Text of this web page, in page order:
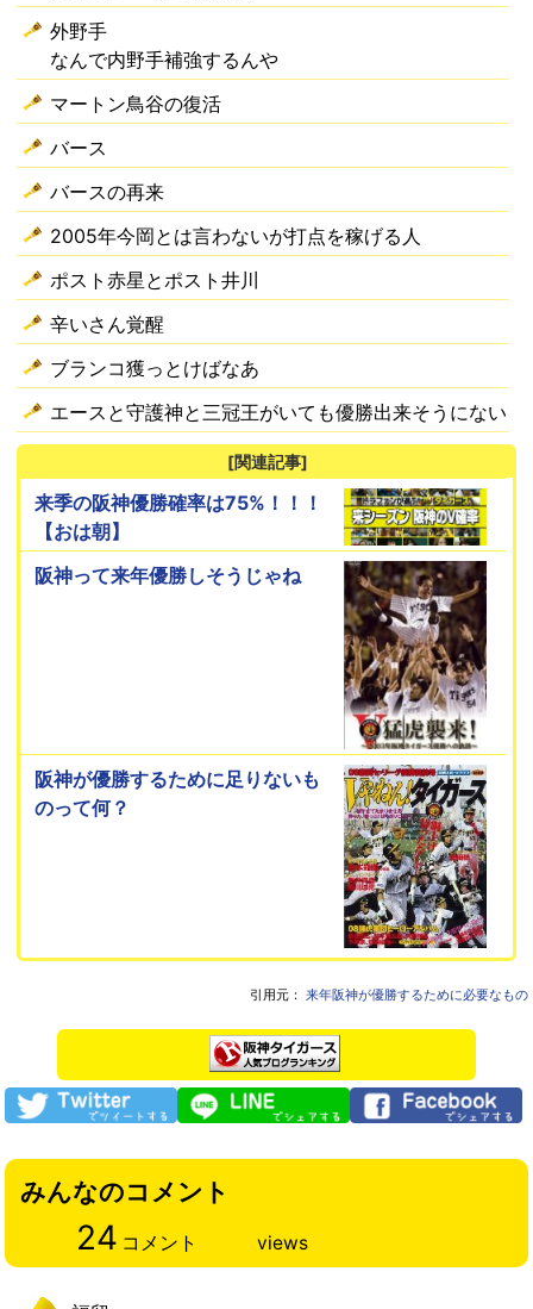
外野手
なんで内野手補強するんや
マートン鳥谷の復活
バース
バースの再来
2005年今岡とは言わないが打点を稼げる人
ポスト赤星とポスト井川
辛いさん覚醒
ブランコ獲っとけばなあ
エースと守護神と三冠王がいても優勝出来そうにない
[関連記事]
来季の阪神優勝確率は75%！！！
【おは朝】
阪神って来年優勝しそうじゃね
阪神が優勝するために足りないも
のって何？
引用元： 来年阪神が優勝するために必要なもの
みんなのコメント
24 コメント views